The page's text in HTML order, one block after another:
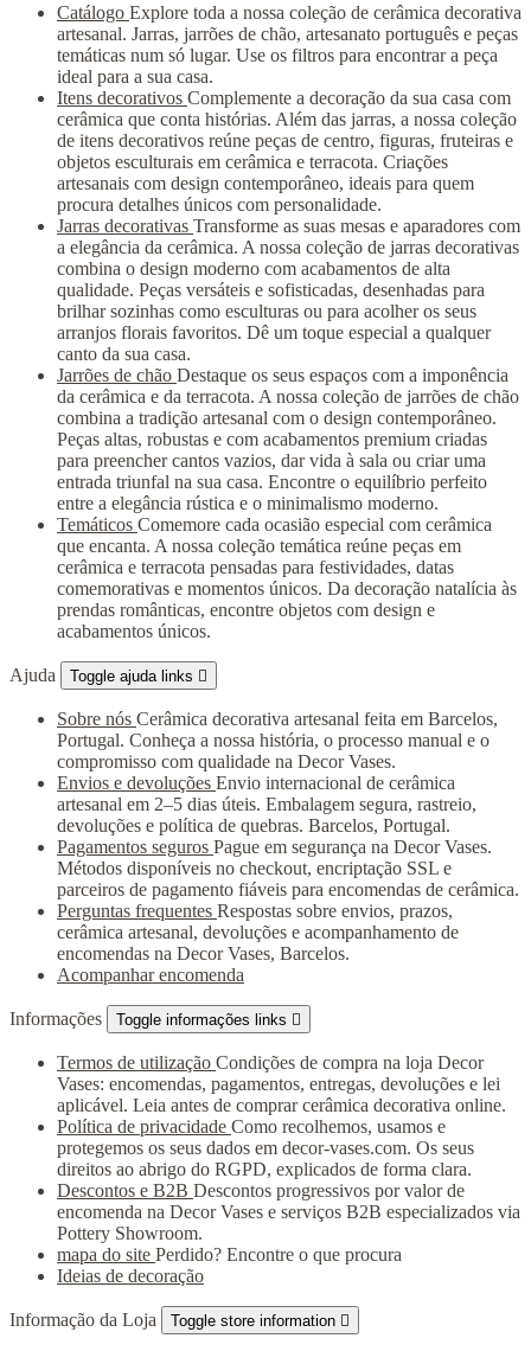
Catálogo Explore toda a nossa coleção de cerâmica decorativa
artesanal. Jarras, jarrões de chão, artesanato português e peças
temáticas num só lugar. Use os filtros para encontrar a peça
ideal para a sua casa.
Itens decorativos Complemente a decoração da sua casa com
cerâmica que conta histórias. Além das jarras, a nossa coleção
de itens decorativos reúne peças de centro, figuras, fruteiras e
objetos esculturais em cerâmica e terracota. Criações
artesanais com design contemporâneo, ideais para quem
procura detalhes únicos com personalidade.
Jarras decorativas Transforme as suas mesas e aparadores com
a elegância da cerâmica. A nossa coleção de jarras decorativas
combina o design moderno com acabamentos de alta
qualidade. Peças versáteis e sofisticadas, desenhadas para
brilhar sozinhas como esculturas ou para acolher os seus
arranjos florais favoritos. Dê um toque especial a qualquer
canto da sua casa.
Jarrões de chão Destaque os seus espaços com a imponência
da cerâmica e da terracota. A nossa coleção de jarrões de chão
combina a tradição artesanal com o design contemporâneo.
Peças altas, robustas e com acabamentos premium criadas
para preencher cantos vazios, dar vida à sala ou criar uma
entrada triunfal na sua casa. Encontre o equilíbrio perfeito
entre a elegância rústica e o minimalismo moderno.
Temáticos Comemore cada ocasião especial com cerâmica
que encanta. A nossa coleção temática reúne peças em
cerâmica e terracota pensadas para festividades, datas
comemorativas e momentos únicos. Da decoração natalícia às
prendas românticas, encontre objetos com design e
acabamentos únicos.
Ajuda Toggle ajuda links 
Sobre nós Cerâmica decorativa artesanal feita em Barcelos,
Portugal. Conheça a nossa história, o processo manual e o
compromisso com qualidade na Decor Vases.
Envios e devoluções Envio internacional de cerâmica
artesanal em 2–5 dias úteis. Embalagem segura, rastreio,
devoluções e política de quebras. Barcelos, Portugal.
Pagamentos seguros Pague em segurança na Decor Vases.
Métodos disponíveis no checkout, encriptação SSL e
parceiros de pagamento fiáveis para encomendas de cerâmica.
Perguntas frequentes Respostas sobre envios, prazos,
cerâmica artesanal, devoluções e acompanhamento de
encomendas na Decor Vases, Barcelos.
Acompanhar encomenda
Informações Toggle informações links 
Termos de utilização Condições de compra na loja Decor
Vases: encomendas, pagamentos, entregas, devoluções e lei
aplicável. Leia antes de comprar cerâmica decorativa online.
Política de privacidade Como recolhemos, usamos e
protegemos os seus dados em decor-vases.com. Os seus
direitos ao abrigo do RGPD, explicados de forma clara.
Descontos e B2B Descontos progressivos por valor de
encomenda na Decor Vases e serviços B2B especializados via
Pottery Showroom.
mapa do site Perdido? Encontre o que procura
Ideias de decoração
Informação da Loja Toggle store information 